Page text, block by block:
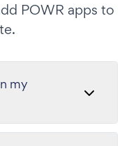
POWR apps to
my